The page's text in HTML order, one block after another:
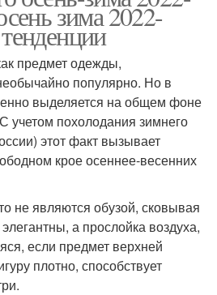
зима 2022-
предмет одежды,
популярно. Но в
выделяется на общем фоне
учетом похолодания зимнего
этот факт вызывает
крое осеннее-весенних
не являются обузой, сковывая
а прослойка воздуха,
если предмет верхней
плотно, способствует